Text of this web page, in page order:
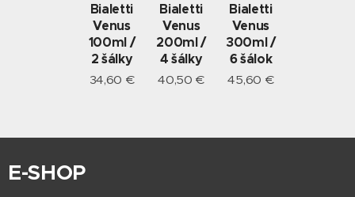
Bialetti
Venus
100ml /
2 šálky
34,60 €
Bialetti
Venus
200ml /
4 šálky
40,50 €
Bialetti
Venus
300ml /
6 šálok
45,60 €
E-SHOP